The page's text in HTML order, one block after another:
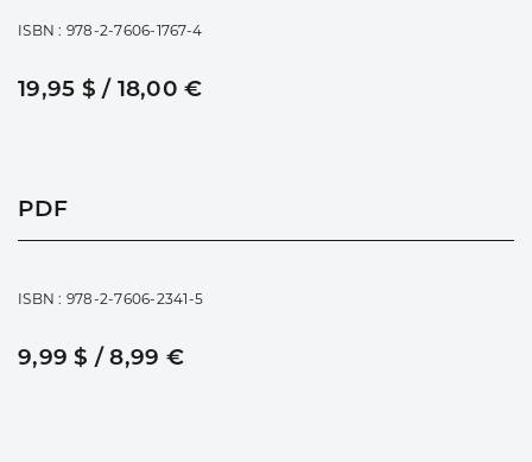
ISBN : 978-2-7606-1767-4
19,95 $ / 18,00 €
PDF
ISBN : 978-2-7606-2341-5
9,99 $ / 8,99 €